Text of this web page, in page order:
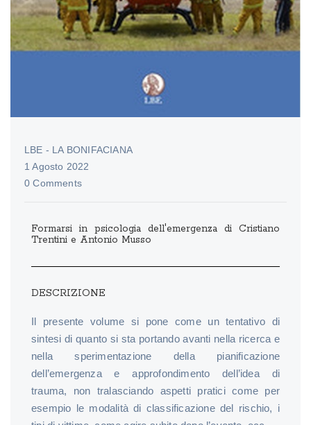
LBE - LA BONIFACIANA
1 Agosto 2022
0 Comments
Formarsi in psicologia dell'emergenza di Cristiano
Trentini e Antonio Musso
DESCRIZIONE
Il presente volume si pone come un tentativo di
sintesi di quanto si sta portando avanti nella ricerca e
nella sperimentazione della pianificazione
dell’emergenza e approfondimento dell’idea di
trauma, non tralasciando aspetti pratici come per
esempio le modalità di classificazione del rischio, i